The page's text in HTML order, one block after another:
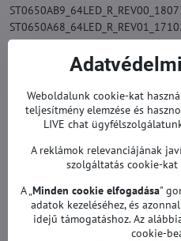
ST0650AB9 64LED L_REV00 180731
ST0650A68 64LED L_REV01 171025
Az eredeti helyettesítésére.
TV háttérvilágítás garanciával.
Ezekhez a modellekhez alkalmas:
Sony XBR-65X850F, Sony XBR-
Weboldalunk cookie-kat
teljesítmény elemzése és
LIVE chat
A reklámok relevanciájának
szolgáltatás cookie-kat
A „Minden cookie elfogadása"
adatok kezeléséhez, és
idejű támogatáshoz. Az
cookie-